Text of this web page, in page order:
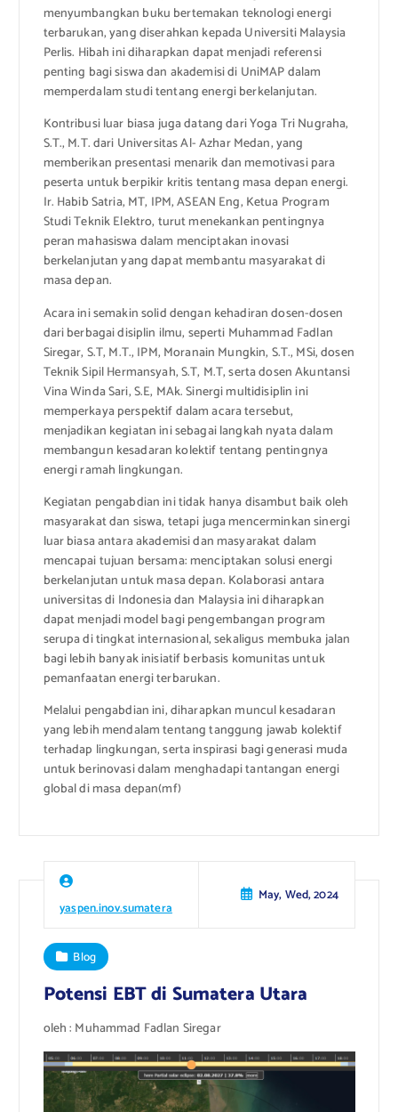
menyumbangkan buku bertemakan teknologi energi
terbarukan, yang diserahkan kepada Universiti Malaysia
Perlis. Hibah ini diharapkan dapat menjadi referensi
penting bagi siswa dan akademisi di UniMAP dalam
memperdalam studi tentang energi berkelanjutan.
Kontribusi luar biasa juga datang dari Yoga Tri Nugraha,
S.T., M.T. dari Universitas Al- Azhar Medan, yang
memberikan presentasi menarik dan memotivasi para
peserta untuk berpikir kritis tentang masa depan energi.
Ir. Habib Satria, MT, IPM, ASEAN Eng, Ketua Program
Studi Teknik Elektro, turut menekankan pentingnya
peran mahasiswa dalam menciptakan inovasi
berkelanjutan yang dapat membantu masyarakat di
masa depan.
Acara ini semakin solid dengan kehadiran dosen-dosen
dari berbagai disiplin ilmu, seperti Muhammad Fadlan
Siregar, S.T, M.T., IPM, Moranain Mungkin, S.T., MSi, dosen
Teknik Sipil Hermansyah, S.T, M.T, serta dosen Akuntansi
Vina Winda Sari, S.E, MAk. Sinergi multidisiplin ini
memperkaya perspektif dalam acara tersebut,
menjadikan kegiatan ini sebagai langkah nyata dalam
membangun kesadaran kolektif tentang pentingnya
energi ramah lingkungan.
Kegiatan pengabdian ini tidak hanya disambut baik oleh
masyarakat dan siswa, tetapi juga mencerminkan sinergi
luar biasa antara akademisi dan masyarakat dalam
mencapai tujuan bersama: menciptakan solusi energi
berkelanjutan untuk masa depan. Kolaborasi antara
universitas di Indonesia dan Malaysia ini diharapkan
dapat menjadi model bagi pengembangan program
serupa di tingkat internasional, sekaligus membuka jalan
bagi lebih banyak inisiatif berbasis komunitas untuk
pemanfaatan energi terbarukan.
Melalui pengabdian ini, diharapkan muncul kesadaran
yang lebih mendalam tentang tanggung jawab kolektif
terhadap lingkungan, serta inspirasi bagi generasi muda
untuk berinovasi dalam menghadapi tantangan energi
global di masa depan(mf)
yaspen.inov.sumatera
May, Wed, 2024
Blog
Potensi EBT di Sumatera Utara
oleh : Muhammad Fadlan Siregar